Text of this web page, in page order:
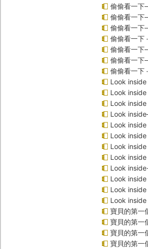
偷偷看一下
偷偷看一下
偷偷看一下
偷偷看一下
偷偷看一下
偷偷看一下
偷偷看一下
Look inside
Look inside
Look inside
Look
Look inside
Look inside
Look inside
Look inside
Look
Look inside
Look inside
Look inside
寶貝的第
寶貝的第
寶貝的第
寶貝的第